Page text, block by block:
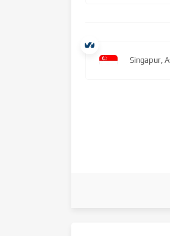
Singapur,